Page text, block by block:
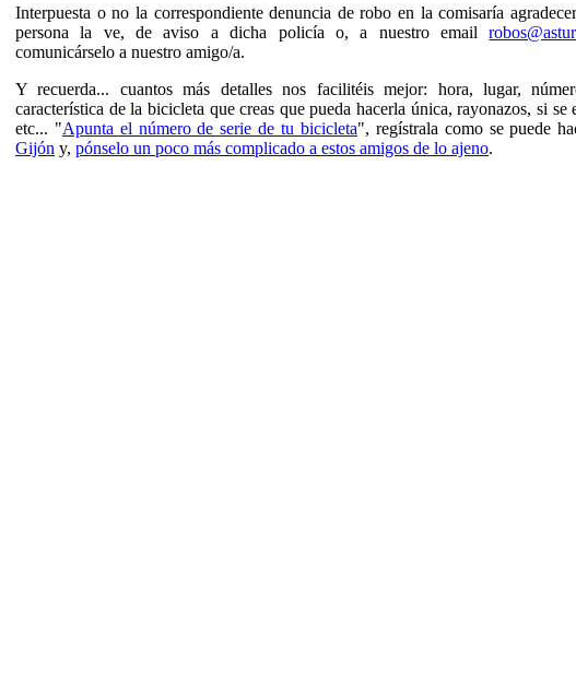
Interpuesta o no la correspondiente denuncia de robo en la comisaría
persona la ve, de aviso a dicha policía o, a nuestro email
comunicárselo a nuestro amigo/a.
Y recuerda... cuantos más detalles nos facilitéis mejor: hora, lugar,
característica de la bicicleta que creas que pueda hacerla única, rayonazos, si se
etc... "Apunta el número de serie de tu bicicleta", regístrala como se puede
Gijón y, pónselo un poco más complicado a estos amigos de lo ajeno.